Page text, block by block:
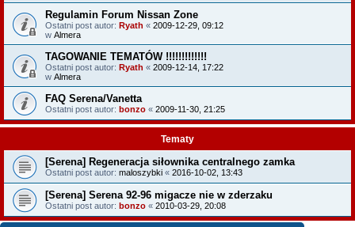
Regulamin Forum Nissan Zone
Ostatni post autor: Ryath « 2009-12-29, 09:12
w Almera
TAGOWANIE TEMATÓW !!!!!!!!!!!!!
Ostatni post autor: Ryath « 2009-12-14, 17:22
w Almera
FAQ Serena/Vanetta
Ostatni post autor: bonzo « 2009-11-30, 21:25
Tematy
[Serena] Regeneracja siłownika centralnego zamka
Ostatni post autor: maloszybki « 2016-10-02, 13:43
[Serena] Serena 92-96 migacze nie w zderzaku
Ostatni post autor: bonzo « 2010-03-29, 20:08